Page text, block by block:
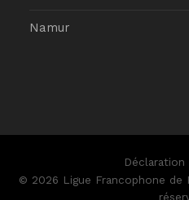
Namur
Déclaration
© 2026 Ligue Francophone